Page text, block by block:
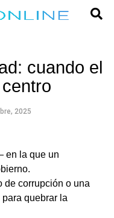
cuando el
2025
en la que un
de corrupción o una
quebrar la